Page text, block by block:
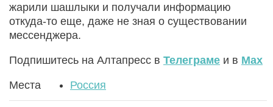
жарили шашлыки и получали информацию
откуда-то еще, даже не зная о существовании
мессенджера.
Подпишитесь на Алтапресс в Телеграме и в Max
Места Россия